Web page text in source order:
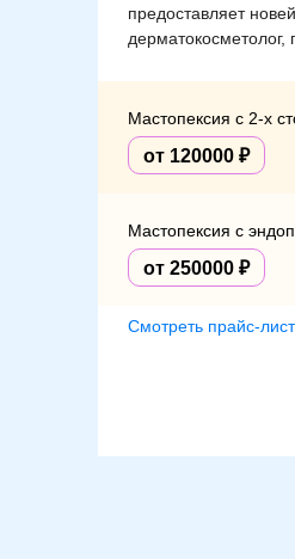
предоставляет
дерматокосметолог,
Мастопексия с 2-х
от 120000
Мастопексия с
от 250000
Смотреть прайс-